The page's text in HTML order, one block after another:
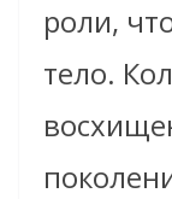
роли,
тело.